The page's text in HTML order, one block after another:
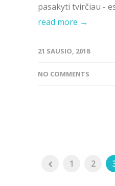
pasakyti tvirčiau -
read more →
21 SAUSIO, 2018
NO COMMENTS
1 2